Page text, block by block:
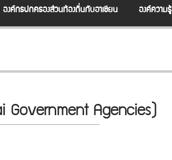
องค์กรปกครองส่วนท้องถิ่นกับอาเซียน องค์ความรู้
Government Agencies)